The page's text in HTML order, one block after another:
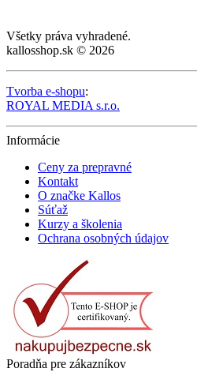
Všetky práva vyhradené.
kallosshop.sk © 2026
Tvorba e-shopu:
ROYAL MEDIA s.r.o.
Informácie
Ceny za prepravné
Kontakt
O značke Kallos
Súťaž
Kurzy a školenia
Ochrana osobných údajov
Poradňa pre zákazníkov